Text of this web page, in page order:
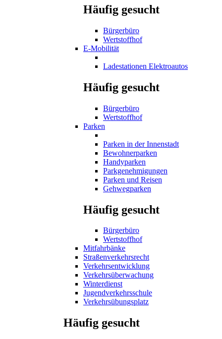
Häufig gesucht
Bürgerbüro
Wertstoffhof
E-Mobilität
Ladestationen Elektroautos
Häufig gesucht
Bürgerbüro
Wertstoffhof
Parken
Parken in der Innenstadt
Bewohnerparken
Handyparken
Parkgenehmigungen
Parken und Reisen
Gehwegparken
Häufig gesucht
Bürgerbüro
Wertstoffhof
Mitfahrbänke
Straßenverkehrsrecht
Verkehrsentwicklung
Verkehrsüberwachung
Winterdienst
Jugendverkehrsschule
Verkehrsübungsplatz
Häufig gesucht